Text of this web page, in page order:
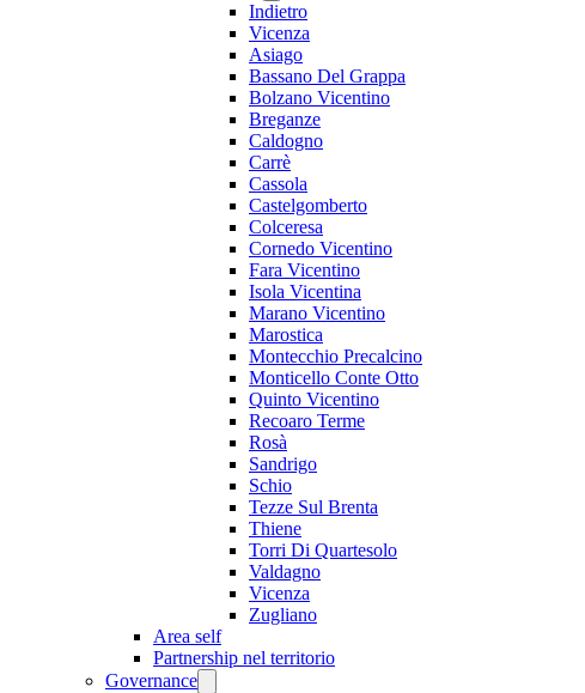
Indietro
Vicenza
Asiago
Bassano Del Grappa
Bolzano Vicentino
Breganze
Caldogno
Carrè
Cassola
Castelgomberto
Colceresa
Cornedo Vicentino
Fara Vicentino
Isola Vicentina
Marano Vicentino
Marostica
Montecchio Precalcino
Monticello Conte Otto
Quinto Vicentino
Recoaro Terme
Rosà
Sandrigo
Schio
Tezze Sul Brenta
Thiene
Torri Di Quartesolo
Valdagno
Vicenza
Zugliano
Area self
Partnership nel territorio
Governance